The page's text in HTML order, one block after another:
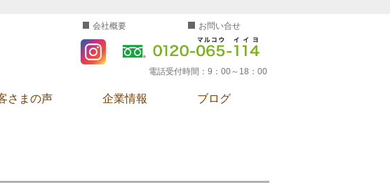
会社概要 お問い合せ
電話受付時間： 9：00～18：00
さまの声 企業情報 ブログ